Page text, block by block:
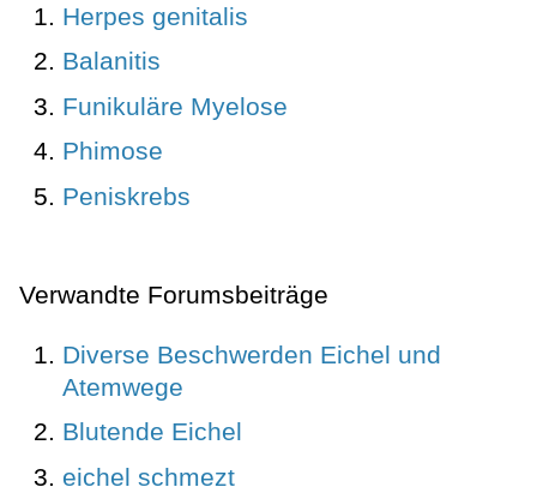
Herpes genitalis
Balanitis
Funikuläre Myelose
Phimose
Peniskrebs
Verwandte Forumsbeiträge
Diverse Beschwerden Eichel und
Atemwege
Blutende Eichel
eichel schmezt